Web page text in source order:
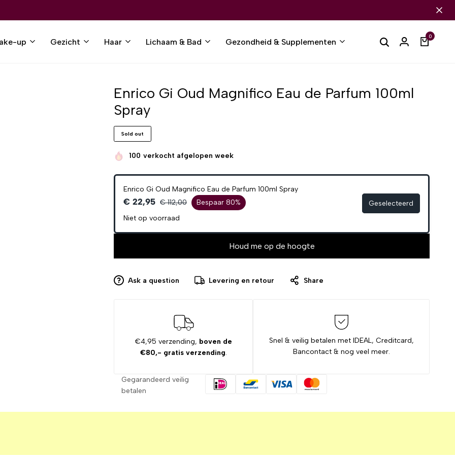
up Gezicht Haar Lichaam & Bad Gezondheid & Supplementen
0
Enrico Gi Oud Magnifico Eau de Parfum 100ml
Spray
Sold out
100 verkocht afgelopen week
Enrico Gi Oud Magnifico Eau de Parfum 100ml Spray
€ 22,95 € 112,00
Bespaar 80%
Niet op voorraad
Geselecteerd
Houd me op de hoogte
Ask a question Levering en retour Share
€4,95 verzending, boven de
€80,- gratis verzending.
Snel & veilig betalen met IDEAL, Creditcard,
Bancontact & nog veel meer.
Gegarandeerd veilig
betalen